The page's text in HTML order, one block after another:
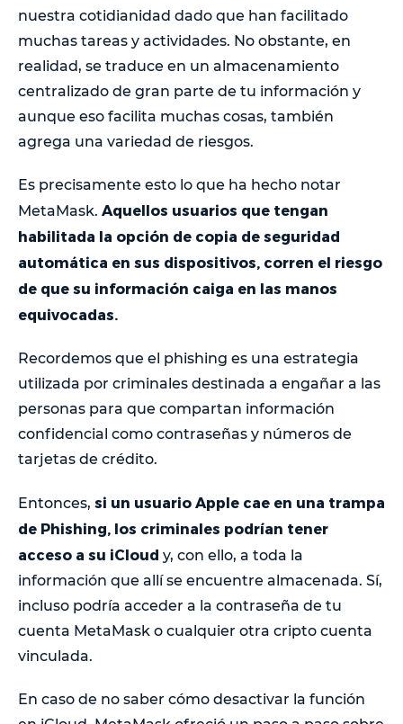
nuestra cotidianidad dado que han facilitado
muchas tareas y actividades. No obstante, en
realidad, se traduce en un almacenamiento
centralizado de gran parte de tu información y
aunque eso facilita muchas cosas, también
agrega una variedad de riesgos.
Es precisamente esto lo que ha hecho notar
MetaMask. Aquellos usuarios que tengan
habilitada la opción de copia de seguridad
automática en sus dispositivos, corren el riesgo
de que su información caiga en las manos
equivocadas.
Recordemos que el phishing es una estrategia
utilizada por criminales destinada a engañar a las
personas para que compartan información
confidencial como contraseñas y números de
tarjetas de crédito.
Entonces, si un usuario Apple cae en una trampa
de Phishing, los criminales podrían tener
acceso a su iCloud y, con ello, a toda la
información que allí se encuentre almacenada. Sí,
incluso podría acceder a la contraseña de tu
cuenta MetaMask o cualquier otra cripto cuenta
vinculada.
En caso de no saber cómo desactivar la función